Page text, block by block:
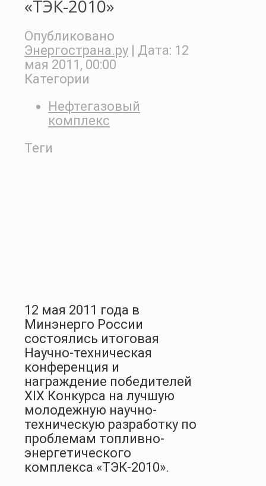
«ТЭК-2010»
Опубликовано
Энергострана.ру | Дата: 12
мая 2011, 00:00
Категории
Нефтегазовый
комплекс
Теги
12 мая 2011 года в
Минэнерго России
состоялись итоговая
Научно-техническая
конференция и
награждение победителей
XIX Конкурса на лучшую
молодежную научно-
техническую разработку по
проблемам топливно-
энергетического
комплекса «ТЭК-2010».